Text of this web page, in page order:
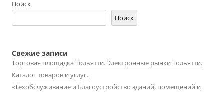
Поиск
Поиск
Свежие записи
Торговая площадка Тольятти. Электронные рынки Тольятти.
Каталог товаров и услуг.
«Техобслуживание и Благоустройство зданий, помещений и